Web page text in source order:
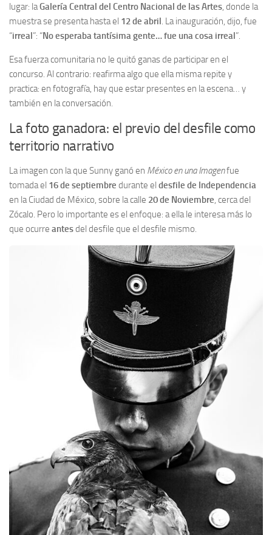
lugar: laGalería Central del Centro Nacional de las Artes, donde la
muestra se presenta hasta el 12 de abril. La inauguración, dijo, fue
“irreal”: “No esperaba tantísima gente… fue una cosa irreal”.
Esa fuerza comunitaria no le quitó ganas de participar en el
concurso. Al contrario: reafirma algo que ella misma repite y
practica: en fotografía, hay que estar presentes en la escena… y
también en la conversación.
La foto ganadora: el previo del desfile como
territorio narrativo
La imagen con la que Sunny ganó en México en una Imagenfue
tomada el 16 de septiembre durante el desfile de Independencia
en la Ciudad de México, sobre la calle 20 de Noviembre, cerca del
Zócalo. Pero lo importante es el enfoque: a ella le interesa más lo
que ocurre antesdel desfile que el desfile mismo.